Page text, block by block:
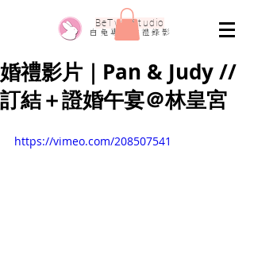
​BeTwo Studio
​白 兔 專 業 婚 禮 錄 影
婚禮影片｜Pan & Judy //
訂結＋證婚午宴＠林皇宮
https://vimeo.com/208507541